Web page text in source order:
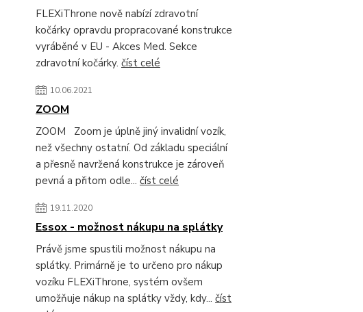
FLEXiThrone nově nabízí zdravotní
kočárky opravdu propracované konstrukce
vyráběné v EU - Akces Med. Sekce
zdravotní kočárky. číst celé
10.06.2021
ZOOM
ZOOM Zoom je úplně jiný invalidní vozík,
než všechny ostatní. Od základu speciální
a přesně navržená konstrukce je zároveň
pevná a přitom odle... číst celé
19.11.2020
Essox - možnost nákupu na splátky
Právě jsme spustili možnost nákupu na
splátky. Primárně je to určeno pro nákup
vozíku FLEXiThrone, systém ovšem
umožňuje nákup na splátky vždy, kdy... číst